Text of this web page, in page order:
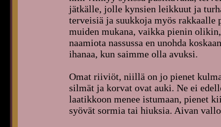
jätkälle, jolle kynsien leikkuut ja
terveisiä ja suukkoja myös
muiden mukana, vaikka pienin
naamiota nassussa en unohda
ihanaa, kun saimme olla avuksi.
Omat riiviöt, niillä on jo pienet
silmät ja korvat ovat auki. Ne ei
laatikkoon menee istumaan, pienet
syövät sormia tai hiuksia. Aivan